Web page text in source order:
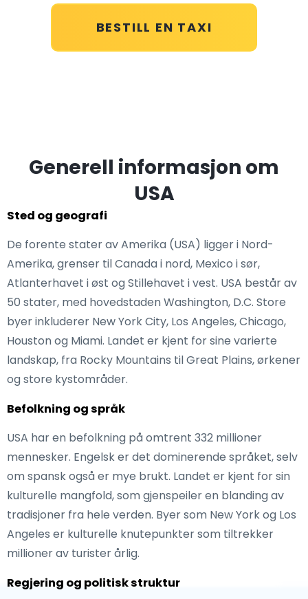
BESTILL EN TAXI
Generell informasjon om
USA
Sted og geografi
De forente stater av Amerika (USA) ligger i Nord-
Amerika, grenser til Canada i nord, Mexico i sør,
Atlanterhavet i øst og Stillehavet i vest. USA består av
50 stater, med hovedstaden Washington, D.C. Store
byer inkluderer New York City, Los Angeles, Chicago,
Houston og Miami. Landet er kjent for sine varierte
landskap, fra Rocky Mountains til Great Plains, ørkener
og store kystområder.
Befolkning og språk
USA har en befolkning på omtrent 332 millioner
mennesker. Engelsk er det dominerende språket, selv
om spansk også er mye brukt. Landet er kjent for sin
kulturelle mangfold, som gjenspeiler en blanding av
tradisjoner fra hele verden. Byer som New York og Los
Angeles er kulturelle knutepunkter som tiltrekker
millioner av turister årlig.
Regjering og politisk struktur